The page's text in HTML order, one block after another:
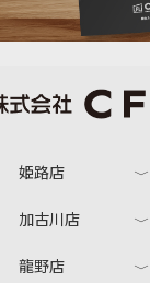
姫路店
加古川店
龍野店